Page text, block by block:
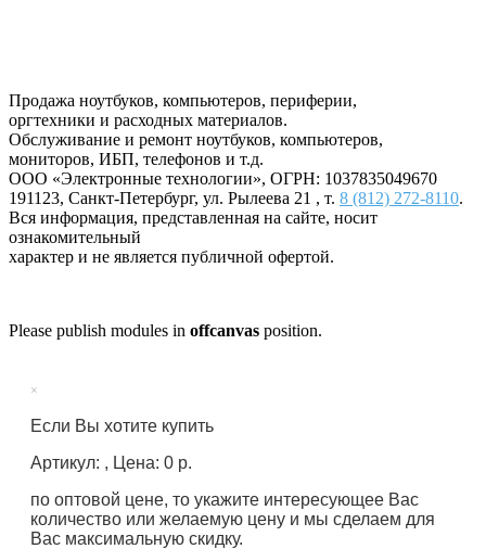
Продажа ноутбуков, компьютеров, периферии,
оргтехники и расходных материалов.
Обслуживание и ремонт ноутбуков, компьютеров,
мониторов, ИБП, телефонов и т.д.
ООО «Электронные технологии», ОГРН: 1037835049670
191123, Санкт-Петербург, ул. Рылеева 21 , т. 8 (812) 272-8110.
Вся информация, представленная на сайте, носит
ознакомительный
характер и не является публичной офертой.
Please publish modules in offcanvas position.
×
Если Вы хотите купить
Артикул: , Цена: 0 р.
по оптовой цене, то укажите интересующее Вас
количество или желаемую цену и мы сделаем для
Вас максимальную скидку.